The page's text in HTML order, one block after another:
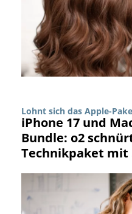
Lohnt sich das Apple-
iPhone 17 und
Bundle: o2
Technikpaket mit